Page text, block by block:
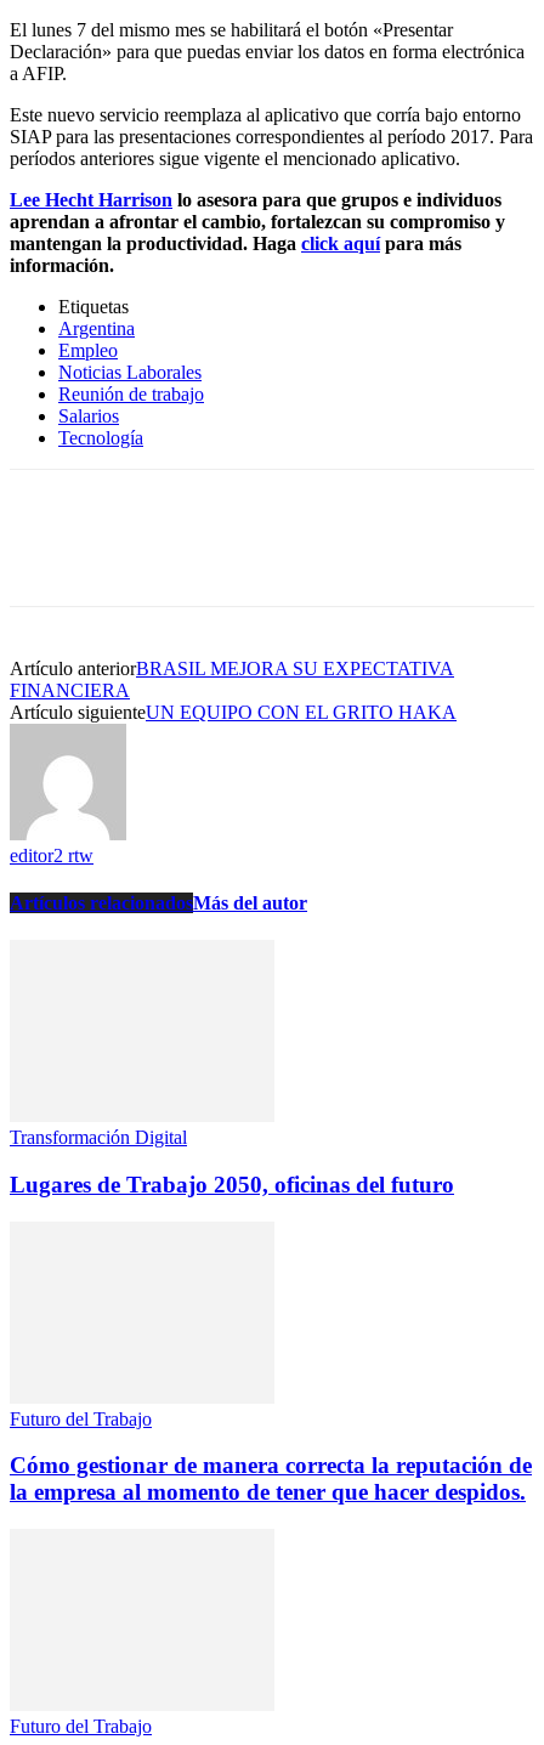
El lunes 7 del mismo mes se habilitará el botón «Presentar
Declaración» para que puedas enviar los datos en forma electrónica
a AFIP.
Este nuevo servicio reemplaza al aplicativo que corría bajo entorno
SIAP para las presentaciones correspondientes al período 2017. Para
períodos anteriores sigue vigente el mencionado aplicativo.
Lee Hecht Harrison lo asesora para que grupos e individuos
aprendan a afrontar el cambio, fortalezcan su compromiso y
mantengan la productividad. Haga click aquípara más
información.
Etiquetas
Argentina
Empleo
Noticias Laborales
Reunión de trabajo
Salarios
Tecnología
Artículo anteriorBRASIL MEJORA SU EXPECTATIVA
FINANCIERA
Artículo siguienteUN EQUIPO CON EL GRITO HAKA
editor2 rtw
Artículos relacionadosMás del autor
Transformación Digital
Lugares de Trabajo 2050, oficinas del futuro
Futuro del Trabajo
Cómo gestionar de manera correcta la reputación de
la empresa al momento de tener que hacer despidos.
Futuro del Trabajo